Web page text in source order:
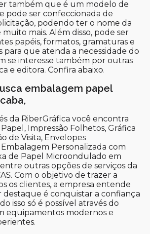
também que é um modelo de
pode ser confeccionada de
podendo ter o nome da
mais. Além disso, pode ser
papéis, formatos, gramaturas e
para que atenda a necessidade do
se interesse também por outras
e editora. Confira abaixo.
embalagem papel
da RiberGráfica você encontra
Impressão Folhetos, Gráfica
de Visita, Envelopes
Embalagem Personalizada com
de Papel Microondulado em
outras opções de serviços da
Com o objetivo de trazer a
os clientes, a empresa entende
é conquistar a confiança
isso só é possível através do
equipamentos modernos e